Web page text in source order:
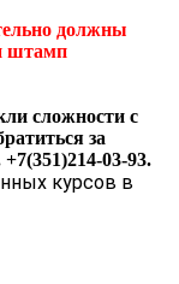
должны
штамп
сложности с
за
03-93.
курсов в